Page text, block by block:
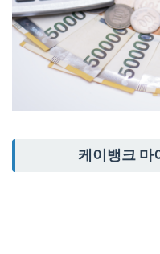
케이뱅크 마